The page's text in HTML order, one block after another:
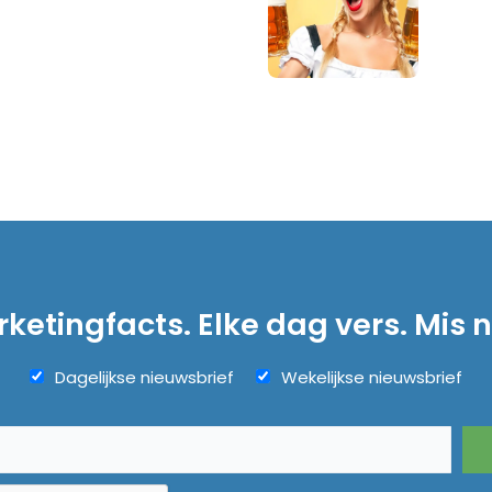
Elke dag vers. Mis
Dagelijkse nieuwsbrief Wekelijkse nieuwsbrief